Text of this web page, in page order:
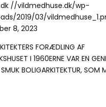
//vildmedhuse.dk/wp-
2019/03/
8, 2023
FORÆDLING AF
I 1960ERNE VAR EN
BOLIGARKITEKTUR, SOM